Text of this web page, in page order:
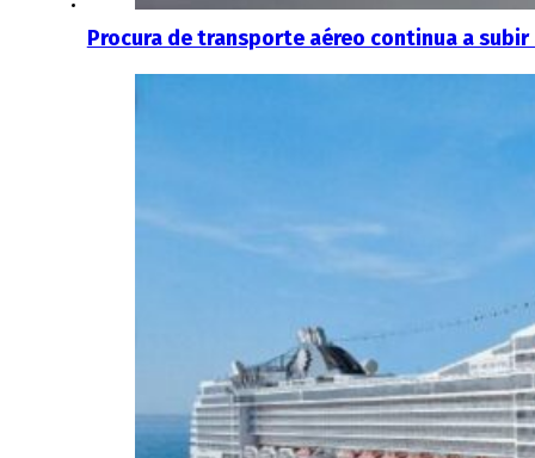
Procura de transporte aéreo continua a